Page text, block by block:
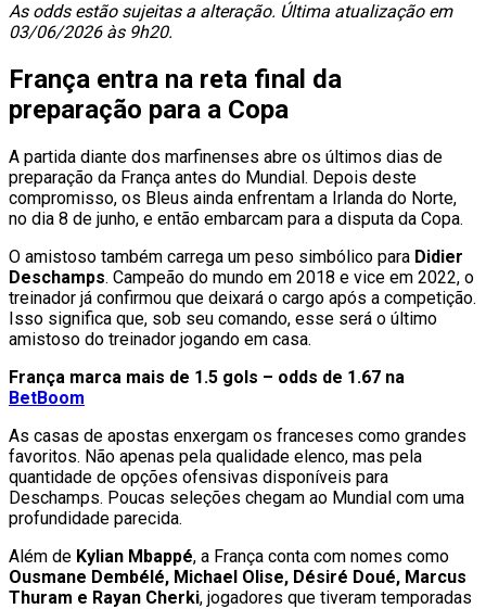
As odds estão sujeitas a alteração. Última atualização em
03/06/2026 às 9h20.
França entra na reta final da
preparação para a Copa
A partida diante dos marfinenses abre os últimos dias de
preparação da França antes do Mundial. Depois deste
compromisso, os Bleus ainda enfrentam a Irlanda do Norte,
no dia 8 de junho, e então embarcam para a disputa da Copa.
O amistoso também carrega um peso simbólico para Didier
Deschamps. Campeão do mundo em 2018 e vice em 2022, o
treinador já confirmou que deixará o cargo após a competição.
Isso significa que, sob seu comando, esse será o último
amistoso do treinador jogando em casa.
França marca mais de 1.5 gols – odds de 1.67 na
BetBoom
As casas de apostas enxergam os franceses como grandes
favoritos. Não apenas pela qualidade elenco, mas pela
quantidade de opções ofensivas disponíveis para
Deschamps. Poucas seleções chegam ao Mundial com uma
profundidade parecida.
Além de Kylian Mbappé, a França conta com nomes como
Ousmane Dembélé, Michael Olise, Désiré Doué, Marcus
Thuram e Rayan Cherki, jogadores que tiveram temporadas